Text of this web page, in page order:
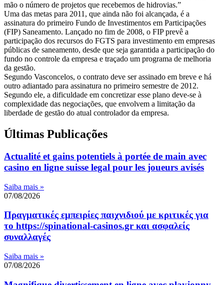
mão o número de projetos que recebemos de hidrovias.”
Uma das metas para 2011, que ainda não foi alcançada, é a
assinatura do primeiro Fundo de Investimentos em Participações
(FIP) Saneamento. Lançado no fim de 2008, o FIP prevê a
participação dos recursos do FGTS para investimento em empresas
públicas de saneamento, desde que seja garantida a participação do
fundo no controle da empresa e traçado um programa de melhoria
da gestão.
Segundo Vasconcelos, o contrato deve ser assinado em breve e há
outro adiantado para assinatura no primeiro semestre de 2012.
Segundo ele, a dificuldade em concretizar esse plano deve-se à
complexidade das negociações, que envolvem a limitação da
liberdade de gestão do atual controlador da empresa.
Últimas Publicações
Actualité et gains potentiels à portée de main avec
casino en ligne suisse legal pour les joueurs avisés
Saiba mais »
07/08/2026
Πραγματικές εμπειρίες παιχνιδιού με κριτικές για
το https://spinational-casinos.gr και ασφαλείς
συναλλαγές
Saiba mais »
07/08/2026